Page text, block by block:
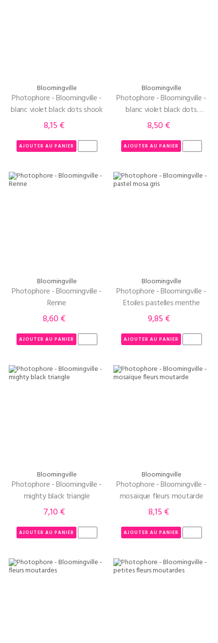
Bloomingville
Photophore - Bloomingville -
blanc violet black dots shook
Prix
8,15 €
AJOUTER AU PANIER
Bloomingville
Photophore - Bloomingville -
blanc violet black dots
stretch
Prix
8,50 €
AJOUTER AU PANIER
Bloomingville
Photophore - Bloomingville -
Renne
Prix
8,60 €
AJOUTER AU PANIER
Bloomingville
Photophore - Bloomingville -
Etoiles pastelles menthe
Prix
9,85 €
AJOUTER AU PANIER
Bloomingville
Photophore - Bloomingville -
mighty black triangle
Prix
7,10 €
AJOUTER AU PANIER
Bloomingville
Photophore - Bloomingville -
mosaïque fleurs moutarde
Prix
8,15 €
AJOUTER AU PANIER